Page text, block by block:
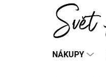
NÁKUPY